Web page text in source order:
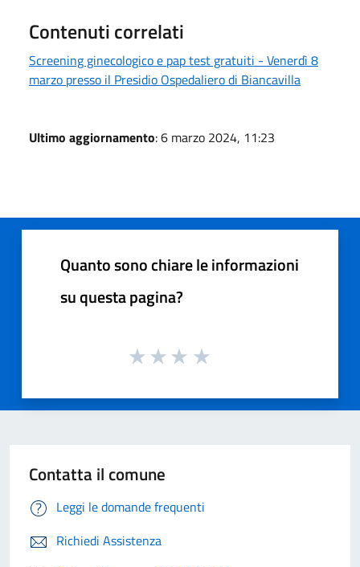
Contenuti correlati
Screening ginecologico e pap test gratuiti - Venerdì 8
marzo presso il Presidio Ospedaliero di Biancavilla
Ultimo aggiornamento: 6 marzo 2024, 11:23
Quanto sono chiare le informazioni
su questa pagina?
Contatta il comune
Leggi le domande frequenti
Richiedi Assistenza